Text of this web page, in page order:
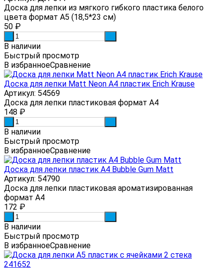
Доска для лепки из мягкого гибкого пластика белого
цвета формат А5 (18,5*23 см)
50 ₽
В наличии
Быстрый просмотр
В избранноеСравнение
Доска для лепки Matt Neon А4 пластик Erich Krause
Артикул: 54569
Доска для лепки пластиковая формат А4
148 ₽
В наличии
Быстрый просмотр
В избранноеСравнение
Доска для лепки пластик А4 Bubble Gum Matt
Артикул: 54790
Доска для лепки пластиковая ароматизированная
формат А4
172 ₽
В наличии
Быстрый просмотр
В избранноеСравнение